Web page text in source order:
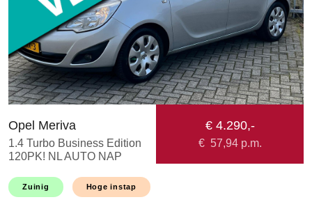
Opel Meriva
1.4 Turbo Business Edition
120PK! NL AUTO NAP
CRUISE l AIRCO l
TREKHAAK l LMV l
€ 4.290,-
€ 57,94p.m.
Zuinig Hoge instap